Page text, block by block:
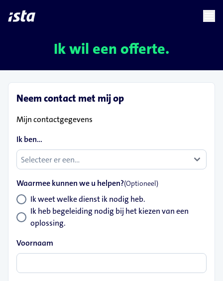
languagechevron_right
Ik wil een offerte.
Neem contact met mij op
Mijn contactgegevens
Ik ben...
Waarmee kunnen we u helpen?(Optioneel)
Ik weet welke dienst ik nodig heb.
Ik heb begeleiding nodig bij het kiezen van een
oplossing.
Voornaam